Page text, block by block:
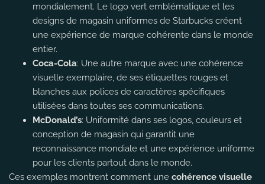
mondialement. Le logo vert emblématique et les
designs de magasin uniformes de Starbucks créent
une expérience de marque cohérente dans le monde
entier.
Coca-Cola: Une autre marque avec une cohérence
visuelle exemplaire, de ses étiquettes rouges et
blanches aux polices de caractères spécifiques
utilisées dans toutes ses communications.
McDonald’s: Uniformité dans ses logos, couleurs et
conception de magasin qui garantit une
reconnaissance mondiale et une expérience uniforme
pour les clients partout dans le monde.
Ces exemples montrent comment une cohérence visuelle